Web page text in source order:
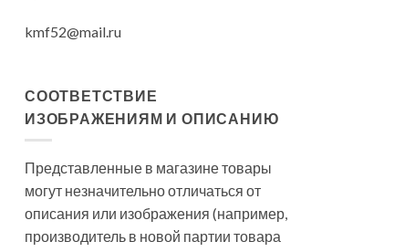
kmf52@mail.ru
СООТВЕТСТВИЕ
ИЗОБРАЖЕНИЯМ И ОПИСАНИЮ
Представленные в магазине товары
могут незначительно отличаться от
описания или изображения (например,
производитель в новой партии товара